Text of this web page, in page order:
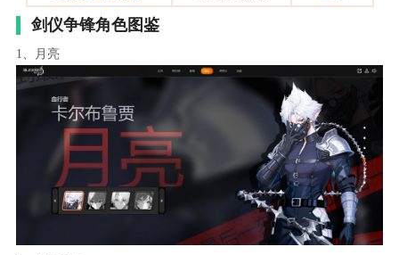
剑仪争锋角色图鉴
1、月亮